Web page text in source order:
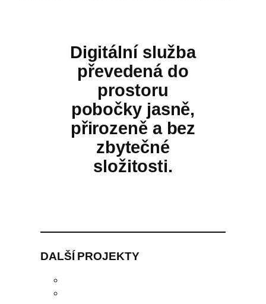
Digitální služba
převedená do
prostoru
pobočky jasně,
přirozeně a bez
zbytečné
složitosti.
DALŠÍ PROJEKTY